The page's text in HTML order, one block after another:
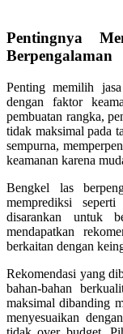
Pentingnya
Berpengalaman
Penting memilih
dengan faktor
pembuatan rangka,
tidak maksimal pada
sempurna,
keamanan karena
Bengkel las
memprediksi
disarankan untuk
mendapatkan
berkaitan dengan
Rekomendasi yang
bahan-bahan
maksimal dibanding
menyesuaikan